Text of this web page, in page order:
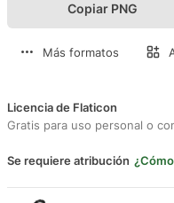
Copiar PNG
Más formatos
Licencia de Flaticon
Gratis para uso personal o
Se requiere atribución